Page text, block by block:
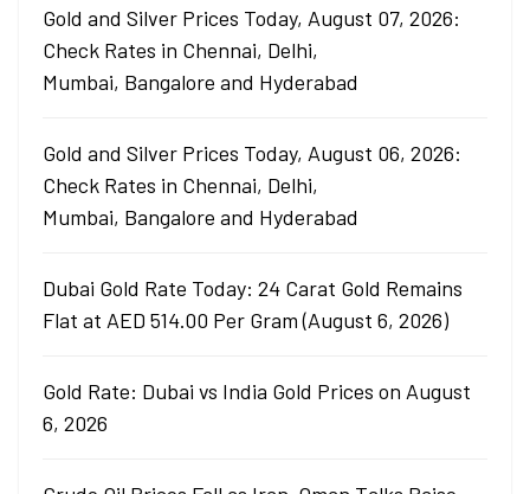
Gold and Silver Prices Today, August 07, 2026:
Check Rates in Chennai, Delhi,
Mumbai, Bangalore and Hyderabad
Gold and Silver Prices Today, August 06, 2026:
Check Rates in Chennai, Delhi,
Mumbai, Bangalore and Hyderabad
Dubai Gold Rate Today: 24 Carat Gold Remains
Flat at AED 514.00 Per Gram (August 6, 2026)
Gold Rate: Dubai vs India Gold Prices on August
6, 2026